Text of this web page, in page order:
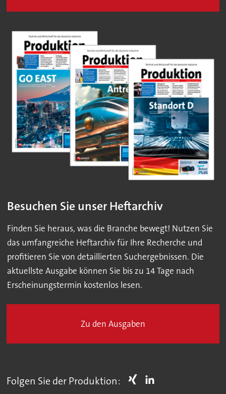
Besuchen Sie unser Heftarchiv
Finden Sie heraus, was die Branche bewegt! Nutzen Sie
das umfangreiche Heftarchiv für Ihre Recherche und
profitieren Sie von detaillierten Suchergebnissen. Die
aktuellste Ausgabe können Sie bis zu 14 Tage nach
Erscheinungstermin kostenlos lesen.
Zu den Ausgaben
Folgen Sie der Produktion: